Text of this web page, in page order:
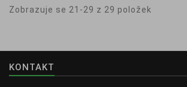
Zobrazuje se 21-29 z 29 položek
KONTAKT